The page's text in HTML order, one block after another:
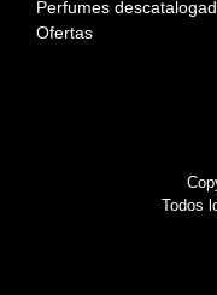
Todos
Perfumes
Ofertas